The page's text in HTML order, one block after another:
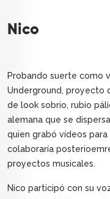
Nico
Probando suerte como
Underground, proyecto
de look sobrio, rubio
alemana que se
quien grabó vídeos
colaboraría
proyectos musicales.
Nico participó con su